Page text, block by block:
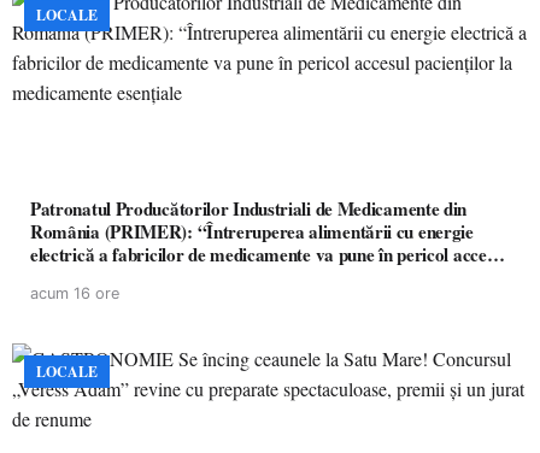
LOCALE
Patronatul Producătorilor Industriali de Medicamente din
România (PRIMER): “Întreruperea alimentării cu energie
electrică a fabricilor de medicamente va pune în pericol accesul
acum 16 ore
LOCALE